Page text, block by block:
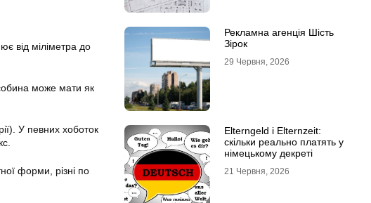
від міліметра до
може мати як
У певних хоботок
форми, різні по
Рекламна агенція Шість
Зірок
29 Червня, 2026
Elterngeld і Elternzeit:
скільки реально платять у
німецькому декреті
21 Червня, 2026